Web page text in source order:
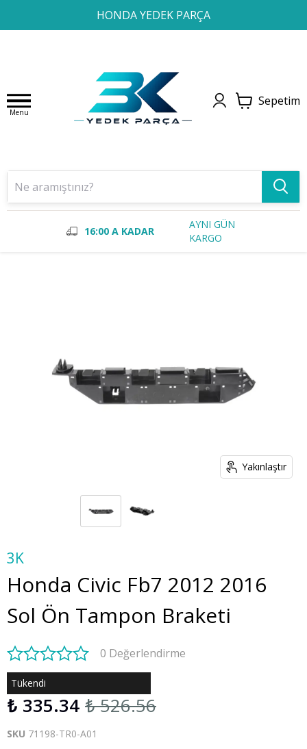
HONDA YEDEK PARÇA
1 2 3 4
Menu
Sepetim
16:00 A KADAR
AYNI GÜN
KARGO
Yakınlaştır
3K
Honda Civic Fb7 2012 2016
Sol Ön Tampon Braketi
0 Değerlendirme
Tükendi
₺ 335.34 ₺ 526.56
SKU 71198-TR0-A01